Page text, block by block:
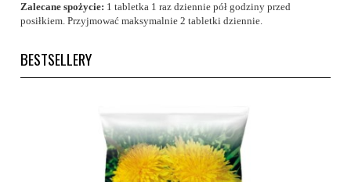
Zalecane spożycie: 1 tabletka 1 raz dziennie pół godziny przed
posiłkiem. Przyjmować maksymalnie 2 tabletki dziennie.
BESTSELLERY